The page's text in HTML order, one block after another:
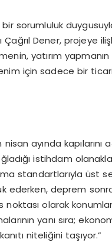
bir sorumluluk
Dener, projeye
yatırım
için sadece bir
nisan ayında
istihdam
standartlarıyla üst
ederken, deprem
olarak
yanı sıra;
niteliğini taşıyor.”